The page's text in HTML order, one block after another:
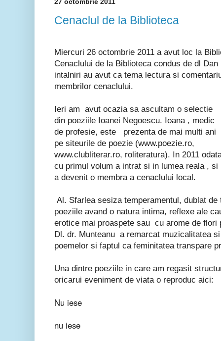
Cenaclul de la Biblioteca
Miercuri 26 octombrie 2011 a avut loc la
Cenaclului de la Biblioteca condus de dl
intalniri au avut ca tema lectura si
membrilor cenaclului.
Ieri am avut ocazia sa ascultam o selectie
din poeziile Ioanei Negoescu. Ioana , medic
de profesie, este prezenta de mai multi ani
pe siteurile de poezie (www.poezie.ro,
www.clubliterar.ro, roliteratura). In 2011
cu primul volum a intrat si in lumea reala , si
a devenit o membra a cenaclului local.
Al. Sfarlea sesiza temperamentul, dublat
poeziile avand o natura intima, reflexe ale
erotice mai proaspete sau cu arome de flori
Dl. dr. Munteanu a remarcat muzicalitatea
poemelor si faptul ca feminitatea transpare
Una dintre poeziile in care am regasit
oricarui eveniment de viata o reproduc aici:
Nu iese
nu iese